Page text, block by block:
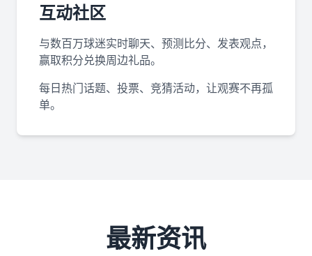
互动社区
与数百万球迷实时聊天、预测比分、发表观点，
赢取积分兑换周边礼品。
每日热门话题、投票、竞猜活动，让观赛不再孤
单。
最新资讯